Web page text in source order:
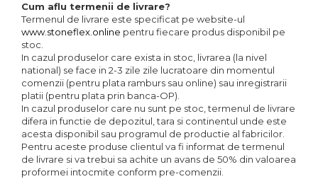
Cum aflu termenii de livrare?
Termenul de livrare este specificat pe website-ul
www.stoneflex.online pentru fiecare produs disponibil pe
stoc.
In cazul produselor care exista in stoc, livrarea (la nivel
national) se face in 2-3 zile zile lucratoare din momentul
comenzii (pentru plata ramburs sau online) sau inregistrarii
platii (pentru plata prin banca-OP).
In cazul produselor care nu sunt pe stoc, termenul de livrare
difera in functie de depozitul, tara si continentul unde este
acesta disponibil sau programul de productie al fabricilor.
Pentru aceste produse clientul va fi informat de termenul
de livrare si va trebui sa achite un avans de 50% din valoarea
proformei intocmite conform pre-comenzii.